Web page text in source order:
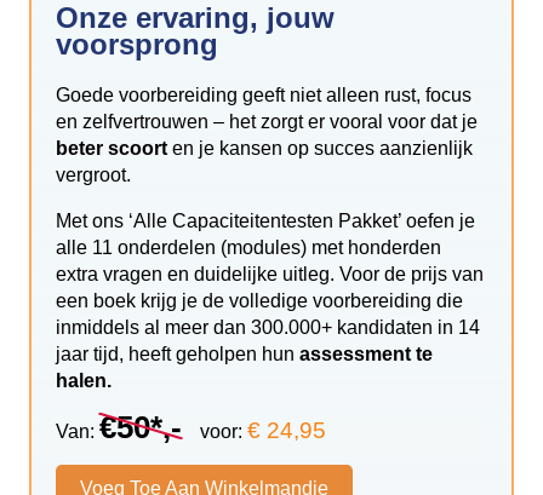
Onze ervaring, jouw
voorsprong
Goede voorbereiding geeft niet alleen rust, focus
en zelfvertrouwen – het zorgt er vooral voor dat je
beter scoort en je kansen op succes aanzienlijk
vergroot.
Met ons ‘Alle Capaciteitentesten Pakket’ oefen je
alle 11 onderdelen (modules) met honderden
extra vragen en duidelijke uitleg. Voor de prijs van
een boek krijg je de volledige voorbereiding die
inmiddels al meer dan 300.000+ kandidaten in 14
jaar tijd, heeft geholpen hun assessment te
halen.
Van: €50*,- voor: € 24,95
Voeg Toe Aan Winkelmandje